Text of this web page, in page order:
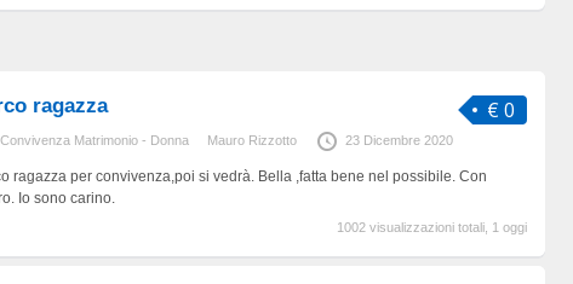
€ 0
ragazza
Convivenza Matrimonio - Donna Mauro Rizzotto 23 Dicembre 2020
ragazza per convivenza,poi si vedrà. Bella ,fatta bene nel possibile. Con
Io sono carino.
1002 visualizzazioni totali, 1 oggi